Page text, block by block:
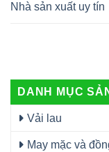
Nhà sản xuất uy tín
DANH MỤC
Vải lau
May mặc và